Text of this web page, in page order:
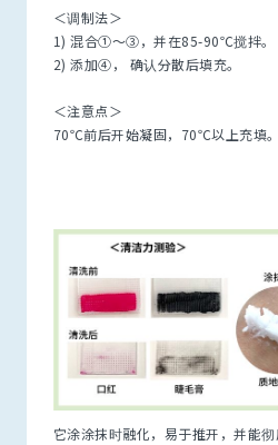
＜调制法＞
1) 混合①～③，并在85-90℃搅拌。
2) 添加④， 确认分散后填充。
＜注意点＞
70℃前后开始凝固，70℃以上充填。
它涂涂抹时融化，易于推开，并能彻